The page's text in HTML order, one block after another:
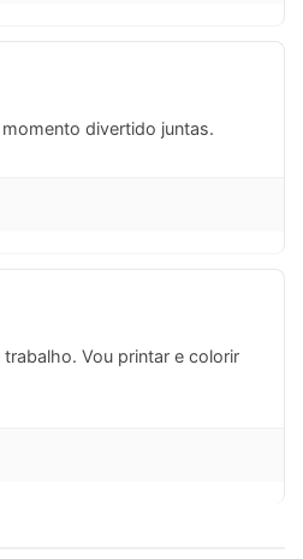
divertido juntas.
Vou printar e colorir